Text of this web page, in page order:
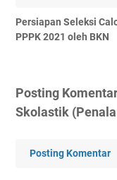
Persiapan Seleksi
PPPK 2021 oleh BKN
Posting
Skolastik
Posting Komentar